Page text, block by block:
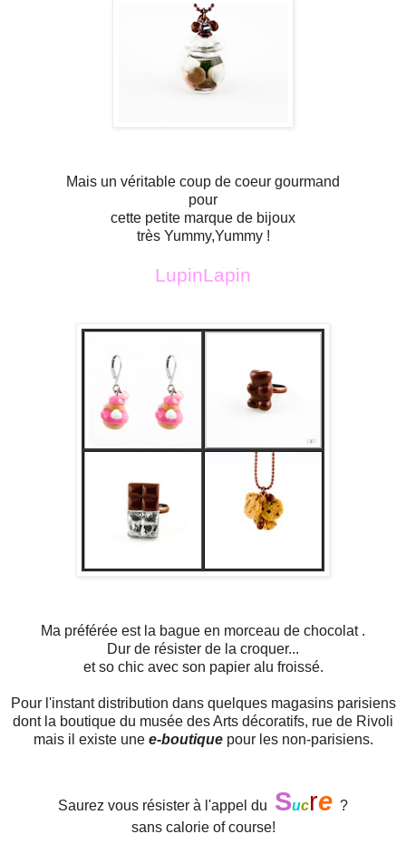
Mais un véritable coup de coeur gourmand
pour
cette petite marque de bijoux
très Yummy,Yummy !
LupinLapin
Ma préférée est la bague en morceau de chocolat .
Dur de résister de la croquer...
et so chic avec son papier alu froissé.
Pour l'instant distribution dans quelques magasins parisiens
dont la boutique du musée des Arts décoratifs, rue de Rivoli
mais il existe unee-boutique pour les non-parisiens.
Saurez vous résister à l'appel du Sucre ?
sans calorie of course!